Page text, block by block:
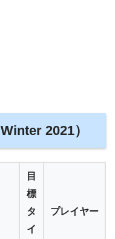
2021）
目
標
タ
イ
プレイヤー